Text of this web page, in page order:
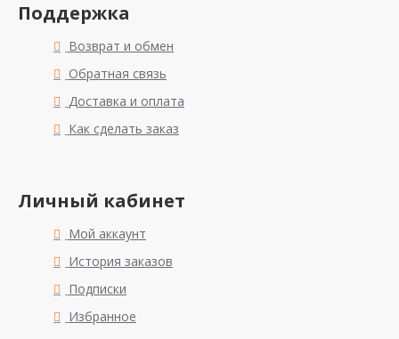
Поддержка
Возврат и обмен
Обратная связь
Доставка и оплата
Как сделать заказ
Личный кабинет
Мой аккаунт
История заказов
Подписки
Избранное